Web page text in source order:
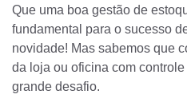
Que uma boa gestão de
fundamental para o sucesso
novidade! Mas sabemos que
da loja ou oficina com
grande desafio.